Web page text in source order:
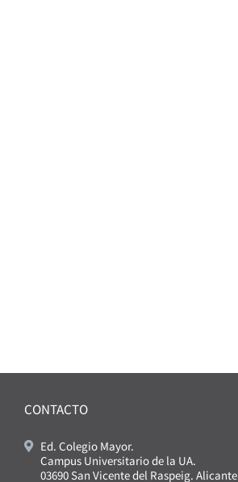
CONTACTO
Ed. Colegio Mayor.
Campus Universitario de la UA.
03690 San Vicente del Raspeig. Alicante